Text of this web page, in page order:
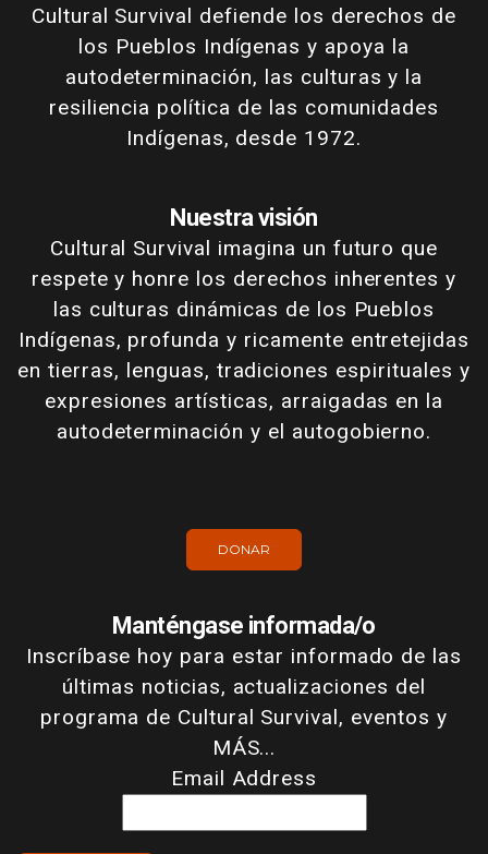
Cultural Survival defiende los derechos de
los Pueblos Indígenas y apoya la
autodeterminación, las culturas y la
resiliencia política de las comunidades
Indígenas, desde 1972.
Nuestra visión
Cultural Survival imagina un futuro que
respete y honre los derechos inherentes y
las culturas dinámicas de los Pueblos
Indígenas, profunda y ricamente entretejidas
en tierras, lenguas, tradiciones espirituales y
expresiones artísticas, arraigadas en la
autodeterminación y el autogobierno.
DONAR
Manténgase informada/o
Inscríbase hoy para estar informado de las
últimas noticias, actualizaciones del
programa de Cultural Survival, eventos y
MÁS...
Email Address